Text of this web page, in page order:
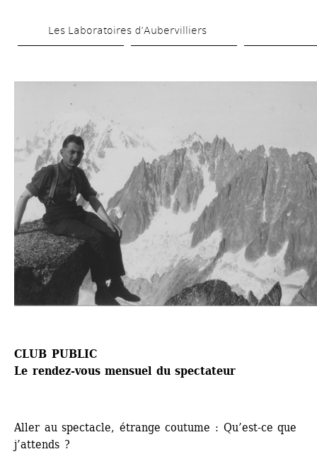
to
content
Les Laboratoires d’Aubervilliers
CLUB PUBLIC
Le rendez-vous mensuel du spectateur
Aller au spectacle, étrange coutume : Qu’est-ce que
j’attends ?